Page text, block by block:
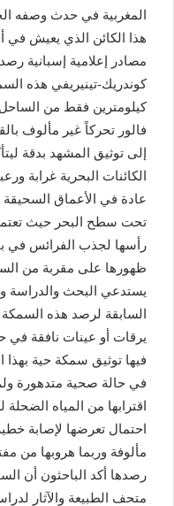
المغربية في حدث وصفه
هذا الكائن الذي يعيش
مصادر إعلامية إسبانية رصد
كوندريك-تينيريفي هذه
كيلومترين فقط من الساحل
فالور تحركاً غير مألوف
إلى توثيق المشهد بدقة
الكائنات البحرية غرابة
تحت سطح البحر حيث
رأسها لجذب الفرائس في
ظهورها على مقربة من
يستدعي البحث والدراسة
السابقة لرصد هذه
يرقات أو عينات نافقة في
فيها توثيق سمكة حية
في حالة صحية متدهورة
اقترابها من المياه
احتمال تعرضها لإصابة
مألوفة وربما هروبها
رصدها أكد الباحثون أن
متحف الطبيعة والآثار